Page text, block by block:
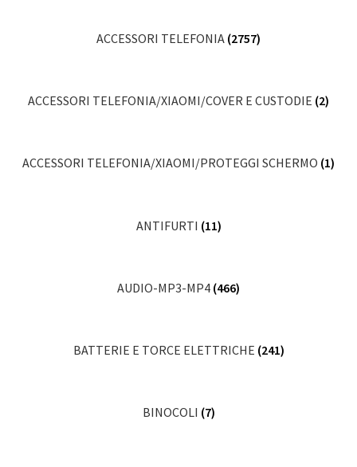
ACCESSORI TELEFONIA (2757)
ACCESSORI TELEFONIA/XIAOMI/COVER E CUSTODIE (2)
ACCESSORI TELEFONIA/XIAOMI/PROTEGGI SCHERMO (1)
ANTIFURTI (11)
AUDIO-MP3-MP4 (466)
BATTERIE E TORCE ELETTRICHE (241)
BINOCOLI (7)